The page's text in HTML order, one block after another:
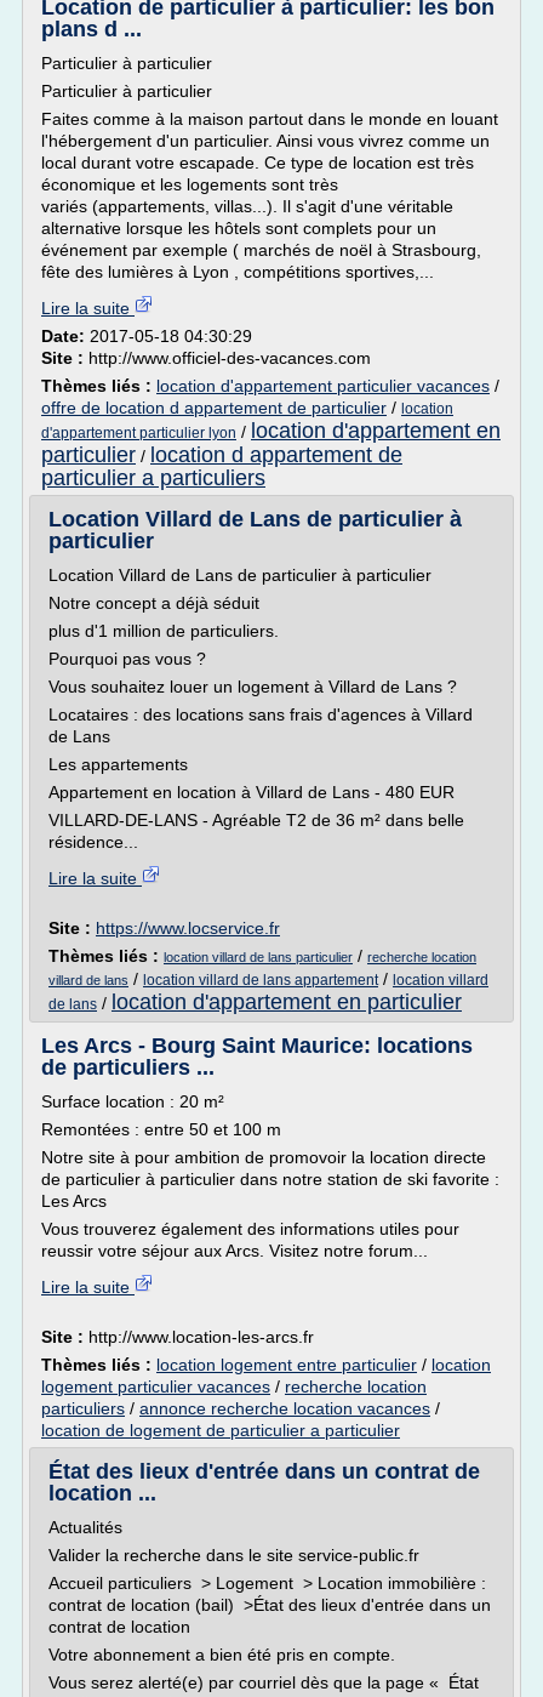
Location de particulier à particulier: les bon
plans d ...
Particulier à particulier
Particulier à particulier
Faites comme à la maison partout dans le monde en louant
l'hébergement d'un particulier. Ainsi vous vivrez comme un
local durant votre escapade. Ce type de location est très
économique et les logements sont très
variés (appartements, villas...). Il s'agit d'une véritable
alternative lorsque les hôtels sont complets pour un
événement par exemple ( marchés de noël à Strasbourg,
fête des lumières à Lyon , compétitions sportives,...
Lire la suite
Date: 2017-05-18 04:30:29
Site : http://www.officiel-des-vacances.com
Thèmes liés : location d'appartement particulier vacances /
offre de location d appartement de particulier / location
d'appartement particulier lyon / location d'appartement en
particulier / location d appartement de
particulier a particuliers
Location Villard de Lans de particulier à
particulier
Location Villard de Lans de particulier à particulier
Notre concept a déjà séduit
plus d'1 million de particuliers.
Pourquoi pas vous ?
Vous souhaitez louer un logement à Villard de Lans ?
Locataires : des locations sans frais d'agences à Villard
de Lans
Les appartements
Appartement en location à Villard de Lans - 480 EUR
VILLARD-DE-LANS - Agréable T2 de 36 m² dans belle
résidence...
Lire la suite
Site : https://www.locservice.fr
Thèmes liés : location villard de lans particulier / recherche location
villard de lans / location villard de lans appartement/ location villard
de lans / location d'appartement en particulier
Les Arcs - Bourg Saint Maurice: locations
de particuliers ...
Surface location : 20 m²
Remontées : entre 50 et 100 m
Notre site à pour ambition de promovoir la location directe
de particulier à particulier dans notre station de ski favorite :
Les Arcs
Vous trouverez également des informations utiles pour
reussir votre séjour aux Arcs. Visitez notre forum...
Lire la suite
Site : http://www.location-les-arcs.fr
Thèmes liés : location logement entre particulier / location
logement particulier vacances / recherche location
particuliers / annonce recherche location vacances /
location de logement de particulier a particulier
État des lieux d'entrée dans un contrat de
location ...
Actualités
Valider la recherche dans le site service-public.fr
Accueil particuliers > Logement > Location immobilière :
contrat de location (bail) >État des lieux d'entrée dans un
contrat de location
Votre abonnement a bien été pris en compte.
Vous serez alerté(e) par courriel dès que la page « État